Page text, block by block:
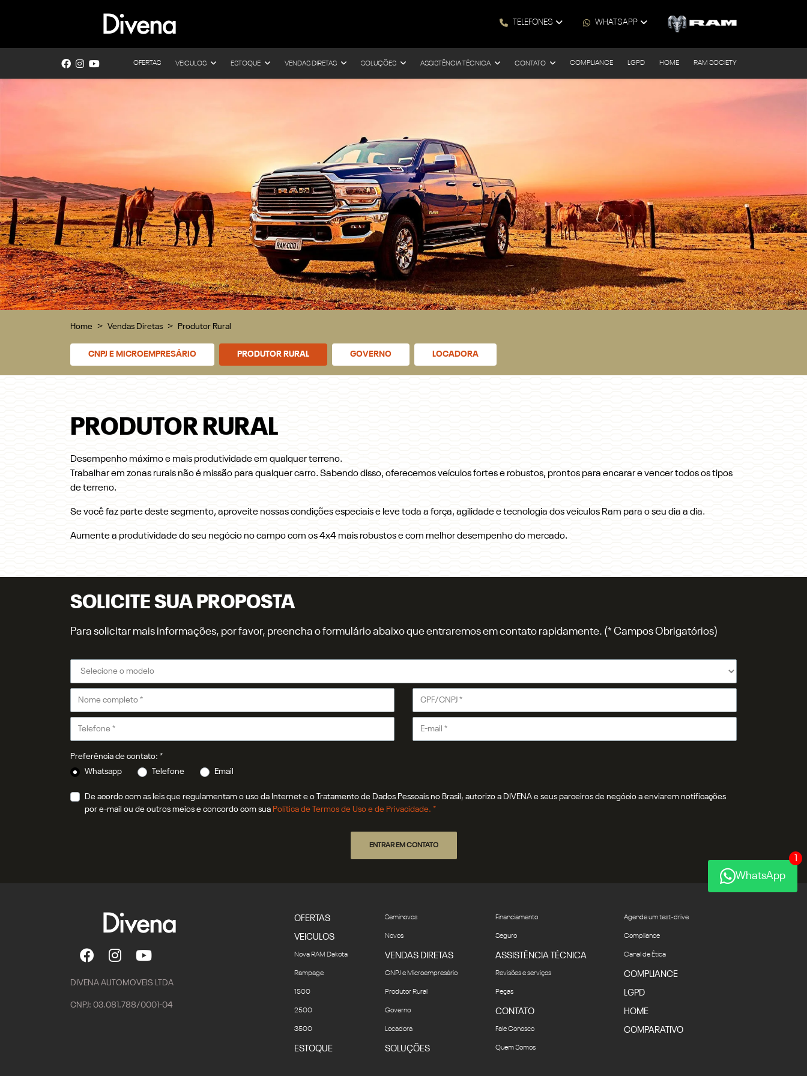
TELEFONES WHATSAPP
OFERTAS VEICULOS ESTOQUE VENDAS DIRETAS SOLUÇÕES ASSISTÊNCIA TÉCNICA CONTATO COMPLIANCE LGPD HOME RAM SOCIETY
Home Vendas Diretas Produtor Rural
CNPJ E MICROEMPRESÁRIO PRODUTOR RURAL GOVERNO LOCADORA
PRODUTOR RURAL
Desempenho máximo e mais produtividade em qualquer terreno.
Trabalhar em zonas rurais não é missão para qualquer carro. Sabendo disso, oferecemos veículos fortes e robustos, prontos para encarar e vencer todos os tipos
de terreno.
Se você faz parte deste segmento, aproveite nossas condições especiais e leve toda a força, agilidade e tecnologia dos veículos Ram para o seu dia a dia.
Aumente a produtividade do seu negócio no campo com os 4x4 mais robustos e com melhor desempenho do mercado.
SOLICITE SUA PROPOSTA
Para solicitar mais informações, por favor, preencha o formulário abaixo que entraremos em contato rapidamente. (* Campos Obrigatórios)
Preferência de contato: *
Whatsapp
Telefone Email
De acordo com as leis que regulamentam o uso da Internet e o Tratamento de Dados Pessoais no Brasil, autorizo a DIVENA e seus parceiros de negócio a enviarem notificações
por e-mail ou de outros meios e concordo com sua Política de Termos de Uso e de Privacidade. *
ENTRAR EM CONTATO
DIVENA AUTOMOVEIS LTDA
CNPJ: 03.081.788/0001-04
OFERTAS
VEICULOS
Nova RAM Dakota
Rampage
1500
2500
3500
ESTOQUE
Seminovos
Novos
VENDAS DIRETAS
CNPJ e Microempresário
Produtor Rural
Governo
Locadora
SOLUÇÕES
Financiamento
Seguro
ASSISTÊNCIA TÉCNICA
Revisões e serviços
Peças
CONTATO
Fale Conosco
Quem Somos
Agende um test-drive
Compliance
Canal de Ética
COMPLIANCE
LGPD
HOME
COMPARATIVO
WhatsApp
1